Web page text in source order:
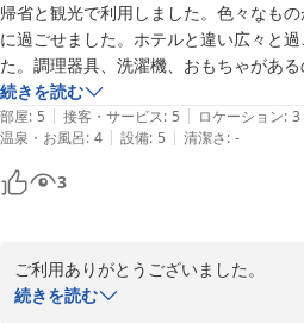
帰省と観光で利用しました。色々なも
に過ごせました。ホテルと違い広々と
た。調理器具、洗濯機、おもちゃがある
続きを読む
部屋: 5 | 接客・サービス: 5 | ロケーション: 3
温泉・お風呂: 4 | 設備: 5 | 清潔さ: -
3
ご利用ありがとうございました。
ご満足頂けたようでうれしいです。備
続きを読む